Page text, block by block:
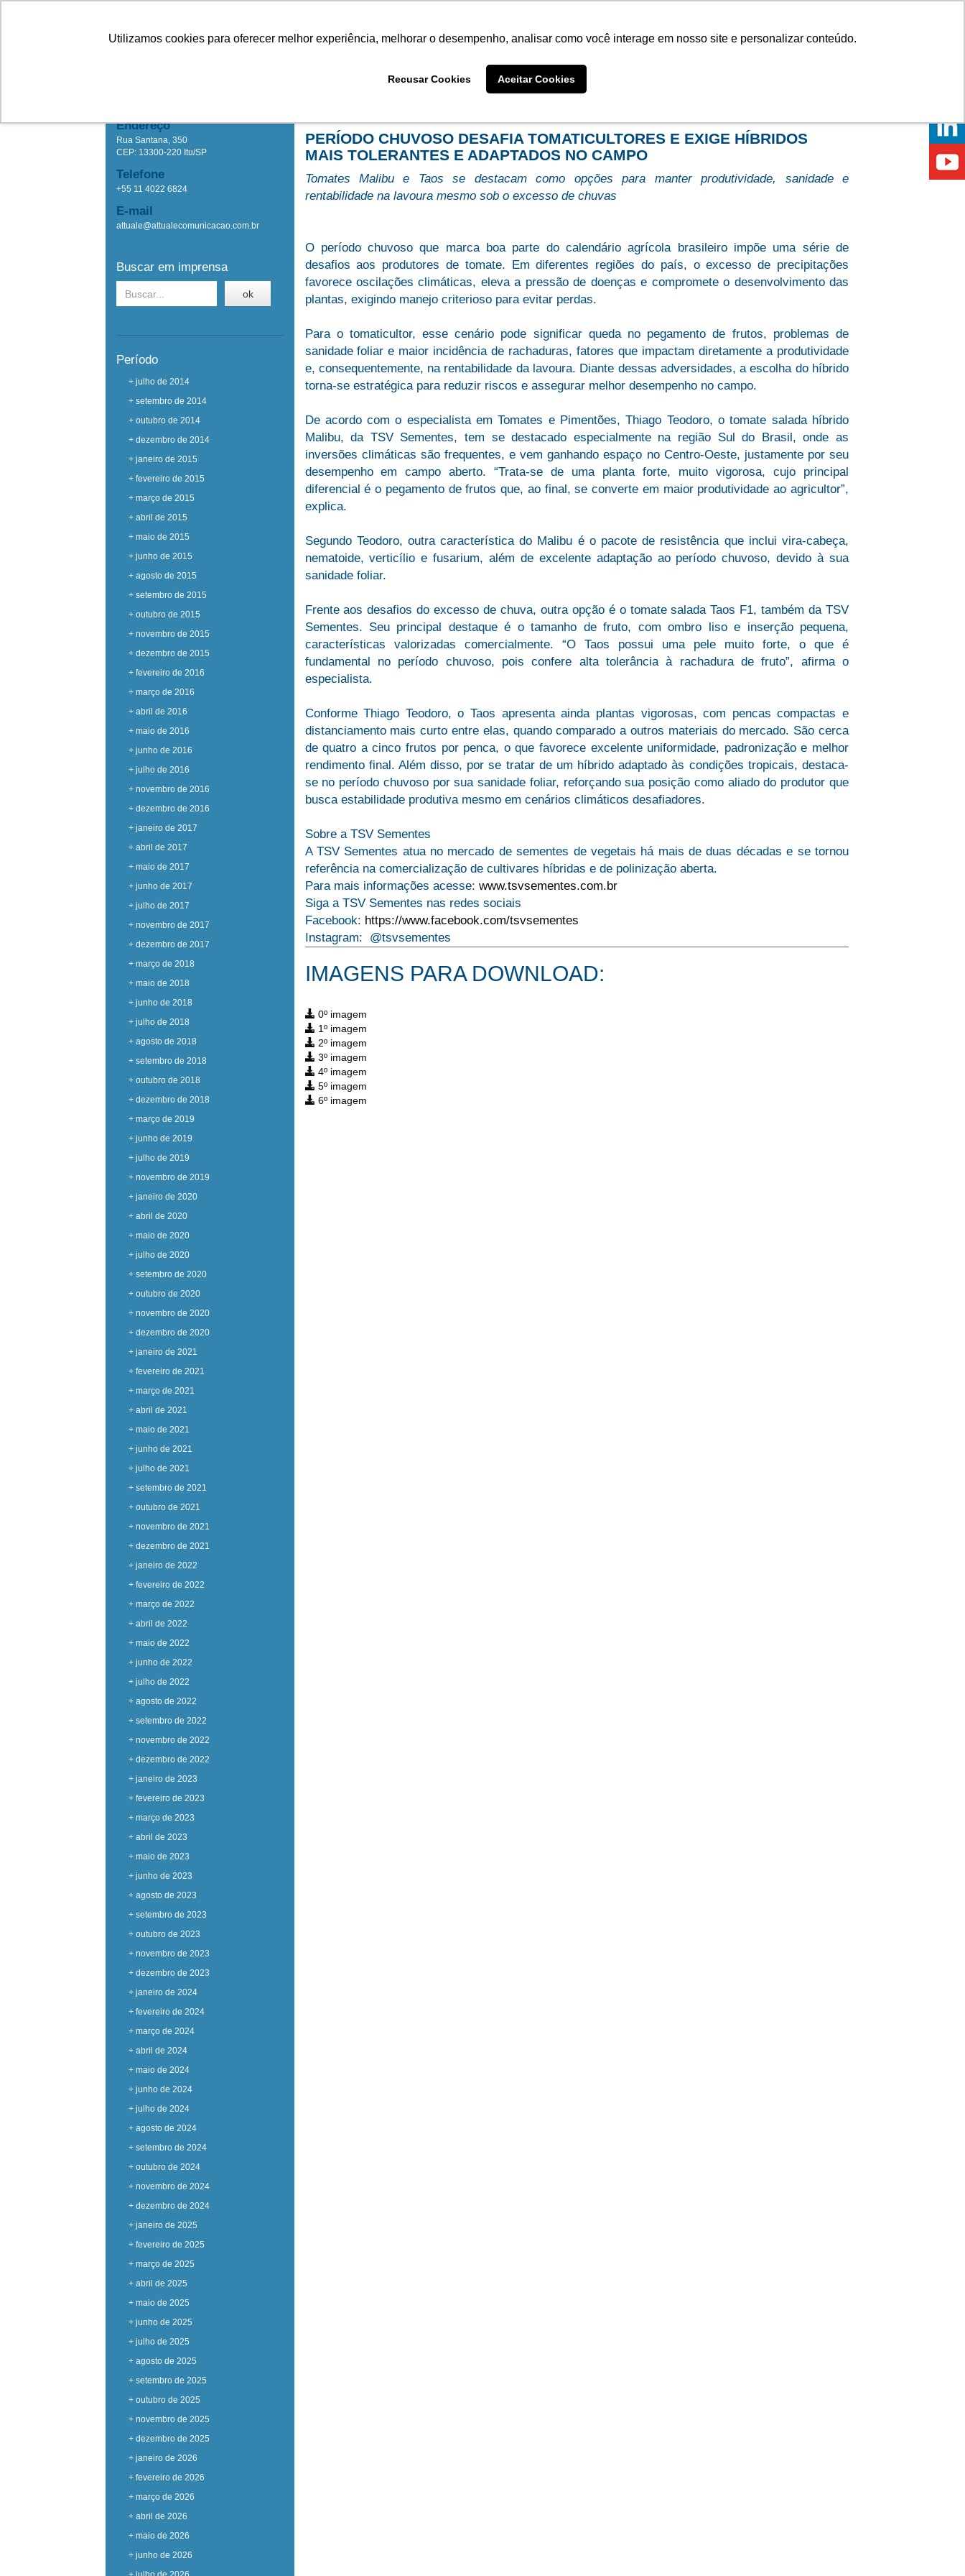
Utilizamos cookies para oferecer melhor experiência, melhorar o desempenho, analisar como você interage em nosso site e personalizar conteúdo.
Recusar Cookies Aceitar Cookies
Endereço
Rua Santana, 350
CEP: 13300-220 Itu/SP
Telefone
+55 11 4022 6824
E-mail
attuale@attualecomunicacao.com.br
Buscar em imprensa
ok
Período
+ julho de 2014
+ setembro de 2014
+ outubro de 2014
+ dezembro de 2014
+ janeiro de 2015
+ fevereiro de 2015
+ março de 2015
+ abril de 2015
+ maio de 2015
+ junho de 2015
+ agosto de 2015
+ setembro de 2015
+ outubro de 2015
+ novembro de 2015
+ dezembro de 2015
+ fevereiro de 2016
+ março de 2016
+ abril de 2016
+ maio de 2016
+ junho de 2016
+ julho de 2016
+ novembro de 2016
+ dezembro de 2016
+ janeiro de 2017
+ abril de 2017
+ maio de 2017
+ junho de 2017
+ julho de 2017
+ novembro de 2017
+ dezembro de 2017
+ março de 2018
+ maio de 2018
+ junho de 2018
+ julho de 2018
+ agosto de 2018
+ setembro de 2018
+ outubro de 2018
+ dezembro de 2018
+ março de 2019
+ junho de 2019
+ julho de 2019
+ novembro de 2019
+ janeiro de 2020
+ abril de 2020
+ maio de 2020
+ julho de 2020
+ setembro de 2020
+ outubro de 2020
+ novembro de 2020
+ dezembro de 2020
+ janeiro de 2021
+ fevereiro de 2021
+ março de 2021
+ abril de 2021
+ maio de 2021
+ junho de 2021
+ julho de 2021
+ setembro de 2021
+ outubro de 2021
+ novembro de 2021
+ dezembro de 2021
+ janeiro de 2022
+ fevereiro de 2022
+ março de 2022
+ abril de 2022
+ maio de 2022
+ junho de 2022
+ julho de 2022
+ agosto de 2022
+ setembro de 2022
+ novembro de 2022
+ dezembro de 2022
+ janeiro de 2023
+ fevereiro de 2023
+ março de 2023
+ abril de 2023
+ maio de 2023
+ junho de 2023
+ agosto de 2023
+ setembro de 2023
+ outubro de 2023
+ novembro de 2023
+ dezembro de 2023
+ janeiro de 2024
+ fevereiro de 2024
+ março de 2024
+ abril de 2024
+ maio de 2024
+ junho de 2024
+ julho de 2024
+ agosto de 2024
+ setembro de 2024
+ outubro de 2024
+ novembro de 2024
+ dezembro de 2024
+ janeiro de 2025
+ fevereiro de 2025
+ março de 2025
+ abril de 2025
+ maio de 2025
+ junho de 2025
+ julho de 2025
+ agosto de 2025
+ setembro de 2025
+ outubro de 2025
+ novembro de 2025
+ dezembro de 2025
+ janeiro de 2026
+ fevereiro de 2026
+ março de 2026
+ abril de 2026
+ maio de 2026
+ junho de 2026
PERÍODO CHUVOSO DESAFIA TOMATICULTORES E EXIGE HÍBRIDOS
MAIS TOLERANTES E ADAPTADOS NO CAMPO
Tomates Malibu e Taos se destacam como opções para manter produtividade, sanidade e
rentabilidade na lavoura mesmo sob o excesso de chuvas
O período chuvoso que marca boa parte do calendário agrícola brasileiro impõe uma série de
desafios aos produtores de tomate. Em diferentes regiões do país, o excesso de precipitações
favorece oscilações climáticas, eleva a pressão de doenças e compromete o desenvolvimento das
plantas, exigindo manejo criterioso para evitar perdas.
Para o tomaticultor, esse cenário pode significar queda no pegamento de frutos, problemas de
sanidade foliar e maior incidência de rachaduras, fatores que impactam diretamente a produtividade
e, consequentemente, na rentabilidade da lavoura. Diante dessas adversidades, a escolha do híbrido
torna-se estratégica para reduzir riscos e assegurar melhor desempenho no campo.
De acordo com o especialista em Tomates e Pimentões, Thiago Teodoro, o tomate salada híbrido
Malibu, da TSV Sementes, tem se destacado especialmente na região Sul do Brasil, onde as
inversões climáticas são frequentes, e vem ganhando espaço no Centro-Oeste, justamente por seu
desempenho em campo aberto. “Trata-se de uma planta forte, muito vigorosa, cujo principal
diferencial é o pegamento de frutos que, ao final, se converte em maior produtividade ao agricultor”,
explica.
Segundo Teodoro, outra característica do Malibu é o pacote de resistência que inclui vira-cabeça,
nematoide, verticílio e fusarium, além de excelente adaptação ao período chuvoso, devido à sua
sanidade foliar.
Frente aos desafios do excesso de chuva, outra opção é o tomate salada Taos F1, também da TSV
Sementes. Seu principal destaque é o tamanho de fruto, com ombro liso e inserção pequena,
características valorizadas comercialmente. “O Taos possui uma pele muito forte, o que é
fundamental no período chuvoso, pois confere alta tolerância à rachadura de fruto”, afirma o
especialista.
Conforme Thiago Teodoro, o Taos apresenta ainda plantas vigorosas, com pencas compactas e
distanciamento mais curto entre elas, quando comparado a outros materiais do mercado. São cerca
de quatro a cinco frutos por penca, o que favorece excelente uniformidade, padronização e melhor
rendimento final. Além disso, por se tratar de um híbrido adaptado às condições tropicais, destaca-
se no período chuvoso por sua sanidade foliar, reforçando sua posição como aliado do produtor que
busca estabilidade produtiva mesmo em cenários climáticos desafiadores.
Sobre a TSV Sementes
A TSV Sementes atua no mercado de sementes de vegetais há mais de duas décadas e se tornou
referência na comercialização de cultivares híbridas e de polinização aberta.
Para mais informações acesse: www.tsvsementes.com.br
Siga a TSV Sementes nas redes sociais
Facebook: https://www.facebook.com/tsvsementes
Instagram: @tsvsementes
IMAGENS PARA DOWNLOAD:
0º imagem
1º imagem
2º imagem
3º imagem
4º imagem
5º imagem
6º imagem